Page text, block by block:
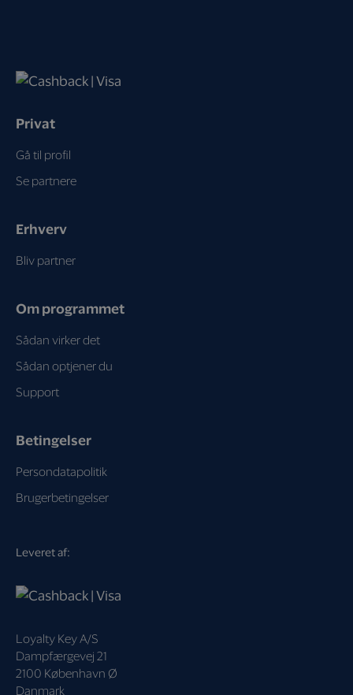
Leveret af:
Loyalty Key A/S
Dampfærgevej 21
2100 København Ø
Danmark
Privat
Gå til profil
Se partnere
Erhverv
Bliv partner
Om programmet
Sådan virker det
Sådan optjener du
Support
Betingelser
Persondatapolitik
Brugerbetingelser